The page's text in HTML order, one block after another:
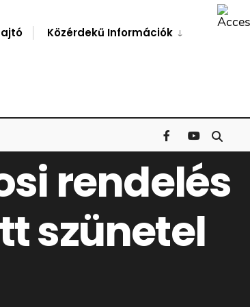
Közérdekű Információk
rendelés
szünetel
Window